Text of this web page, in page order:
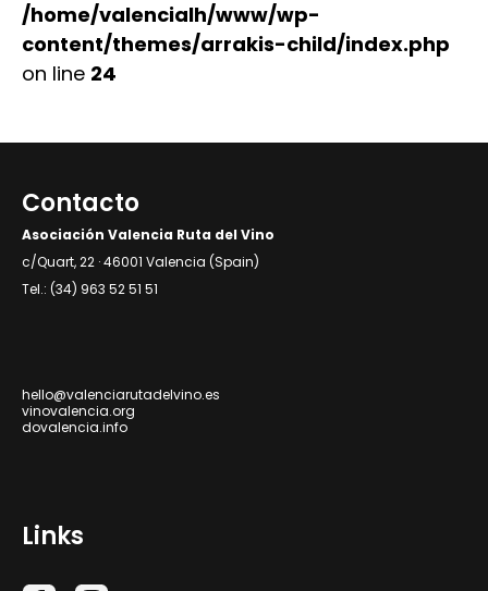
/home/valencialh/www/wp-
content/themes/arrakis-child/index.php
on line 24
Contacto
Asociación Valencia Ruta del Vino
c/Quart, 22 · 46001 Valencia (Spain)
Tel.: (34) 963 52 51 51
hello@valenciarutadelvino.es
vinovalencia.org
dovalencia.info
Links